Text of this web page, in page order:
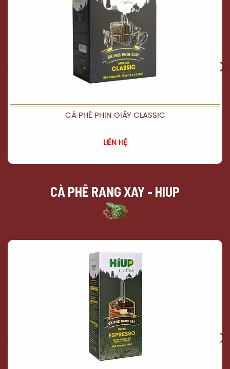
CÀ PHÊ PHIN GIẤY CLASSIC
LIÊN HỆ
CÀ PHÊ RANG XAY - HIUP